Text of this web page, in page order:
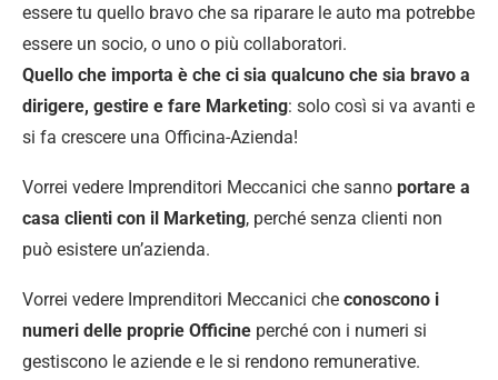
essere tu quello bravo che sa riparare le auto ma potrebbe
essere un socio, o uno o più collaboratori.
Quello che importa è che ci sia qualcuno che sia bravo a
dirigere, gestire e fare Marketing: solo così si va avanti e
si fa crescere una Officina-Azienda!
Vorrei vedere Imprenditori Meccanici che sanno portare a
casa clienti con il Marketing, perché senza clienti non
può esistere un’azienda.
Vorrei vedere Imprenditori Meccanici che conoscono i
numeri delle proprie Officine perché con i numeri si
gestiscono le aziende e le si rendono remunerative.